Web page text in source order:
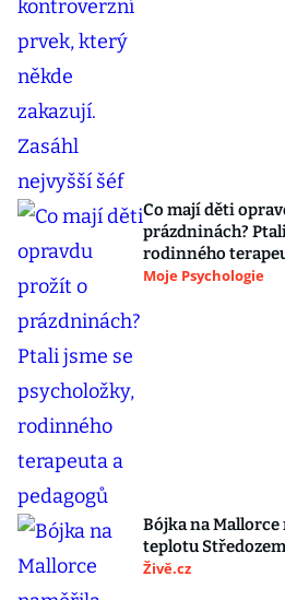
Co mají děti
prázdninách?
rodinného
Moje Psychologie
Bójka na
teplotu
Živě.cz